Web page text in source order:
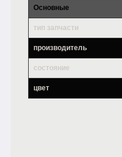
Основные
тип запчасти
производитель
состояние
цвет